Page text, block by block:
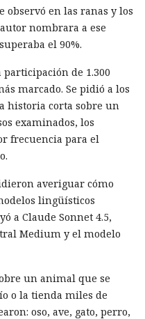
datos de un
y de su familia.
vendiendo parte de los
como
estimó el perjuicio
aproximadamente 9,5
afirmó que las
y depredadoras, y que
empresas como a
Snowflake incorporó al
Mandiant de Google, que
hackers utilizaron
robadas en 2020 y,
de las empresas.
observó en las ranas y los
nombrara a ese
el 90%.
de 1.300
marcado. Se pidió a los
historia corta sobre un
examinados, los
frecuencia para el
averiguar cómo
lingüísticos
a Claude Sonnet 4.5,
Medium y el modelo
un animal que se
o la tienda miles de
oso, ave, gato, perro,